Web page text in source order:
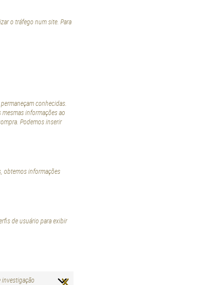
o tráfego num site. Para
conhecidas.
informações ao
Podemos inserir
obtemos informações
de usuário para exibir
Consent